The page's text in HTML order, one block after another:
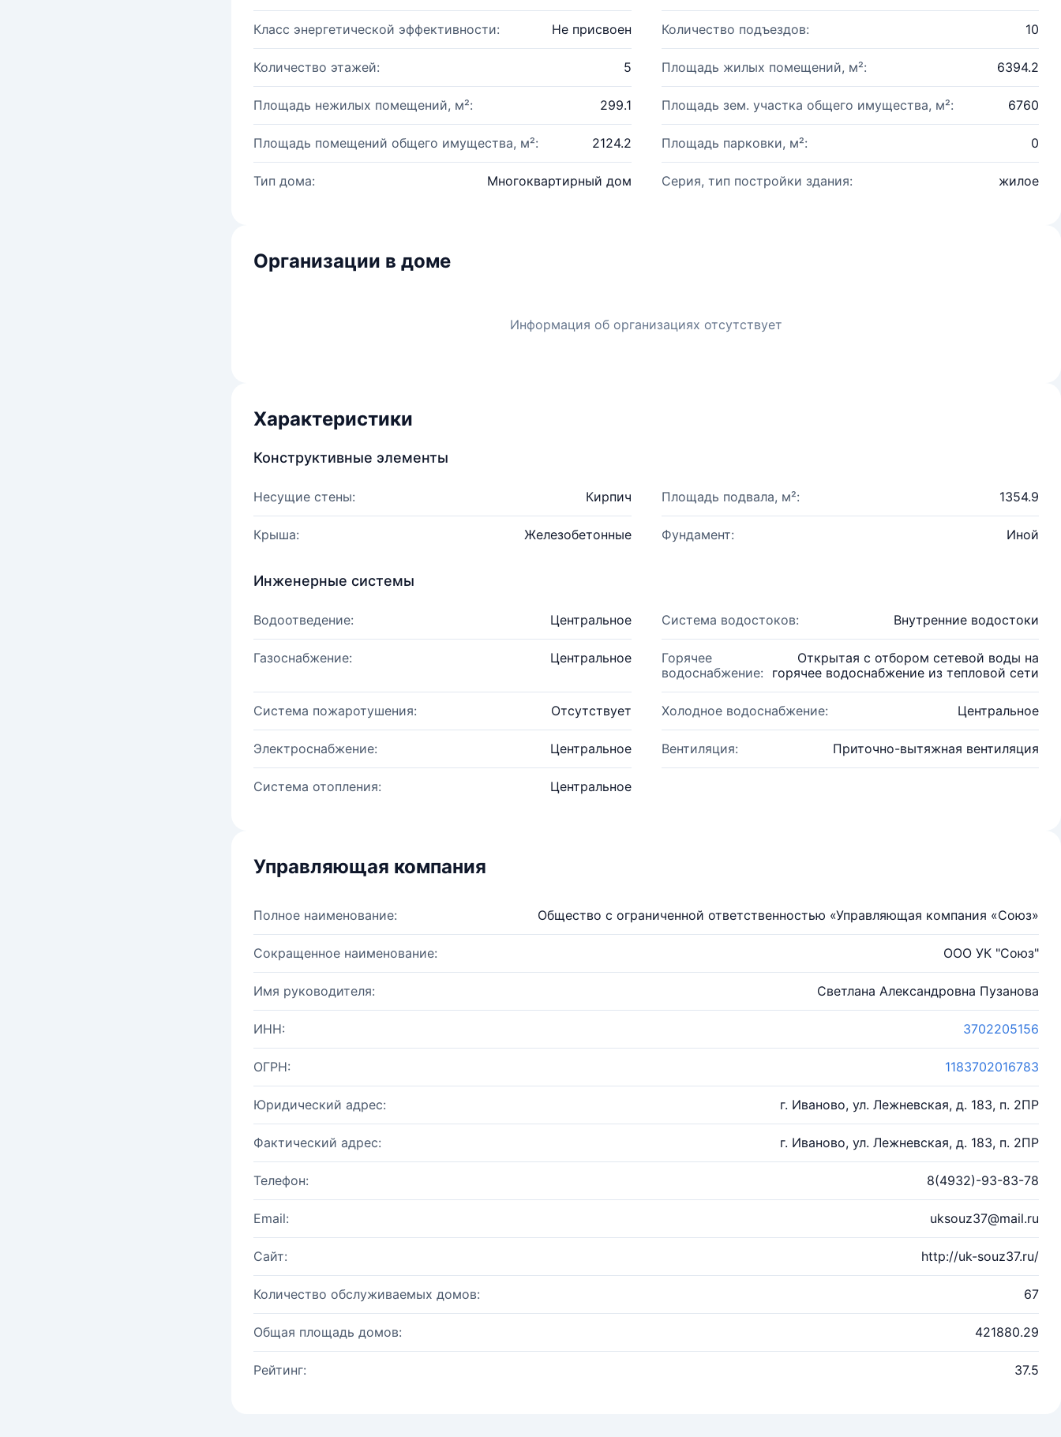
Класс энергетической эффективности: Не присвоен Количество подъездов: 10
Количество этажей: 5 Площадь жилых помещений, м²: 6394.2
Площадь нежилых помещений, м²: 299.1 Площадь зем. участка общего имущества, м²: 6760
Площадь помещений общего имущества, м²: 2124.2 Площадь парковки, м²: 0
Тип дома: Многоквартирный дом Серия, тип постройки здания: жилое
Организации в доме
Информация об организациях отсутствует
Характеристики
Конструктивные элементы
Несущие стены: Кирпич Площадь подвала, м²: 1354.9
Крыша: Железобетонные Фундамент: Иной
Инженерные системы
Водоотведение: Центральное Система водостоков: Внутренние водостоки
Газоснабжение: Центральное
Горячее
водоснабжение:
Открытая с отбором сетевой воды на
горячее водоснабжение из тепловой сети
Система пожаротушения: Отсутствует Холодное водоснабжение: Центральное
Электроснабжение: Центральное Вентиляция: Приточно-вытяжная вентиляция
Система отопления: Центральное
Управляющая компания
Полное наименование: Общество с ограниченной ответственностью «Управляющая компания «Союз»
Сокращенное наименование: ООО УК "Союз"
Имя руководителя: Светлана Александровна Пузанова
ИНН: 3702205156
ОГРН: 1183702016783
Юридический адрес: г. Иваново, ул. Лежневская, д. 183, п. 2ПР
Фактический адрес: г. Иваново, ул. Лежневская, д. 183, п. 2ПР
Телефон: 8(4932)-93-83-78
Email: uksouz37@mail.ru
Сайт: http://uk-souz37.ru/
Количество обслуживаемых домов: 67
Общая площадь домов: 421880.29
Рейтинг: 37.5